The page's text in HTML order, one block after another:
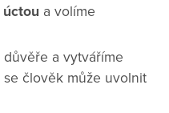
úctou a volíme
a vytváříme
člověk může uvolnit